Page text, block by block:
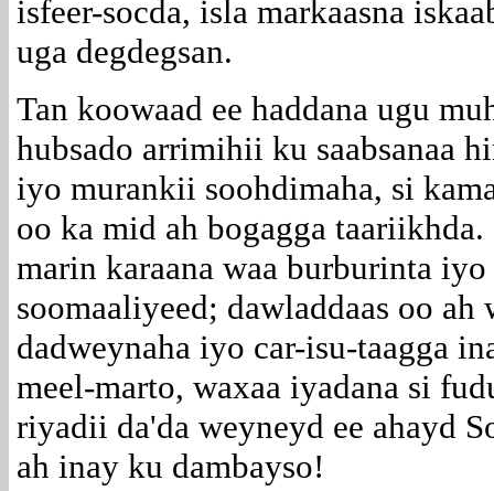
isfeer-socda, isla markaasna
uga degdegsan.
Tan koowaad ee haddana ugu
hubsado arrimihii ku saabsanaa
iyo murankii soohdimaha, si
oo ka mid ah bogagga
marin karaana waa burburinta
soomaaliyeed; dawladdaas oo
dadweynaha iyo car-isu-taagga
meel-marto, waxaa iyadana si
riyadii da'da weyneyd ee ahayd
ah inay ku dambayso!